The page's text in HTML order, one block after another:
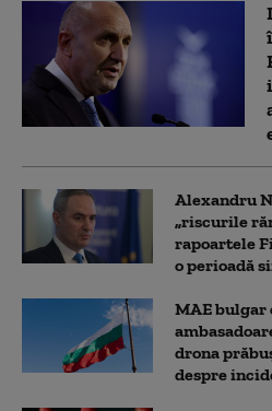
Alexandru
„riscurile
rapoartele
o perioadă
MAE bulgar
drona
despre